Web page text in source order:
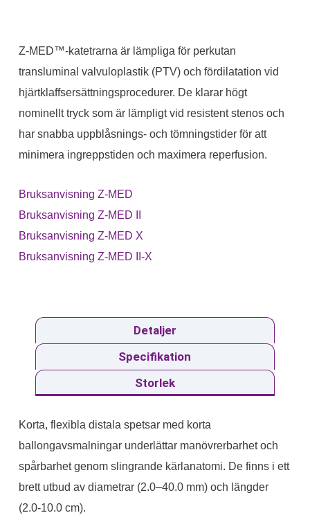
Z-MED™-katetrarna är lämpliga för perkutan
transluminal valvuloplastik (PTV) och fördilatation vid
hjärtklaffsersättningsprocedurer. De klarar högt
nominellt tryck som är lämpligt vid resistent stenos och
har snabba uppblåsnings- och tömningstider för att
minimera ingreppstiden och maximera reperfusion.
Bruksanvisning Z-MED
Bruksanvisning Z-MED II
Bruksanvisning Z-MED X
Bruksanvisning Z-MED II-X
Detaljer
Specifikation
Storlek
Korta, flexibla distala spetsar med korta
ballongavsmalningar underlättar manövrerbarhet och
spårbarhet genom slingrande kärlanatomi. De finns i ett
brett utbud av diametrar (2.0–40.0 mm) och längder
(2.0-10.0 cm).